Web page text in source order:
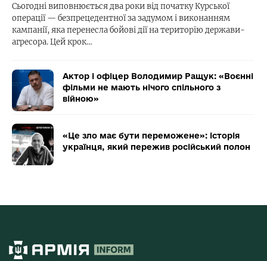
Сьогодні виповнюється два роки від початку Курської
операції — безпрецедентної за задумом і виконанням
кампанії, яка перенесла бойові дії на територію держави-
агресора. Цей крок…
Актор і офіцер Володимир Ращук: «Воєнні
фільми не мають нічого спільного з
війною»
«Це зло має бути переможене»: історія
українця, який пережив російський полон